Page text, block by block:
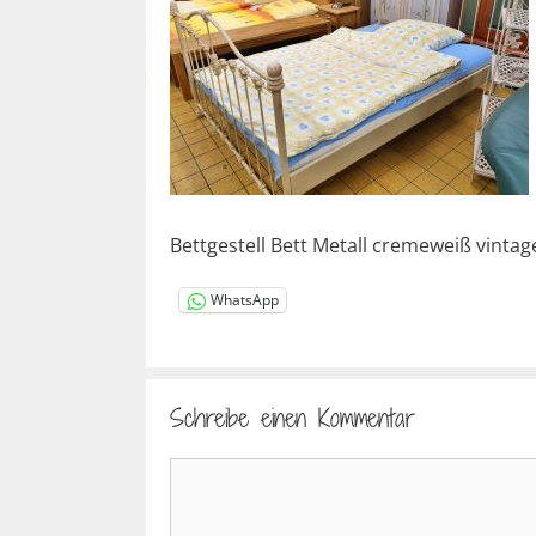
Bettgestell Bett Metall cremeweiß
WhatsApp
Schreibe einen Kommentar